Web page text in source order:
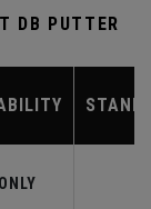
DB PUTTER